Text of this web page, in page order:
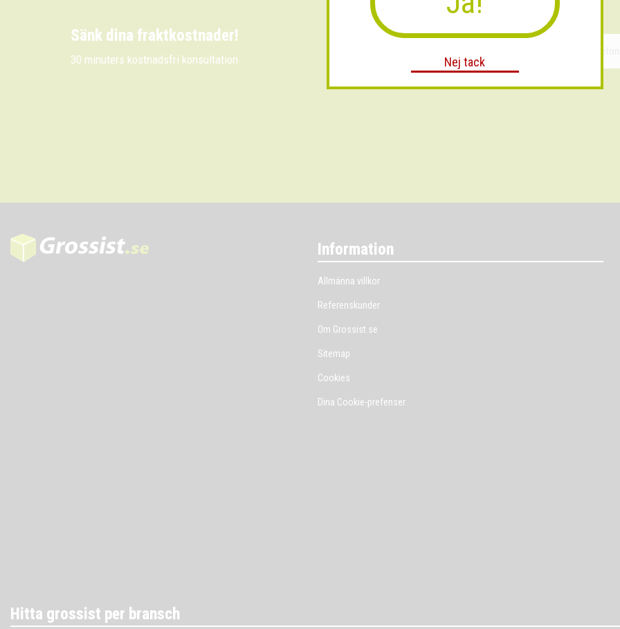
Sänk dina fraktkostnader!
30 minuters kostnadsfri konsultation
Information
Allmänna villkor
Referenskunder
Om Grossist.se
Sitemap
Cookies
Dina Cookie-prefenser
Hitta grossist per bransch
Nej tack